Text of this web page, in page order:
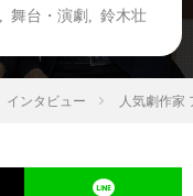
舞台・演劇
鈴木壮
インタビュー 人気劇作家